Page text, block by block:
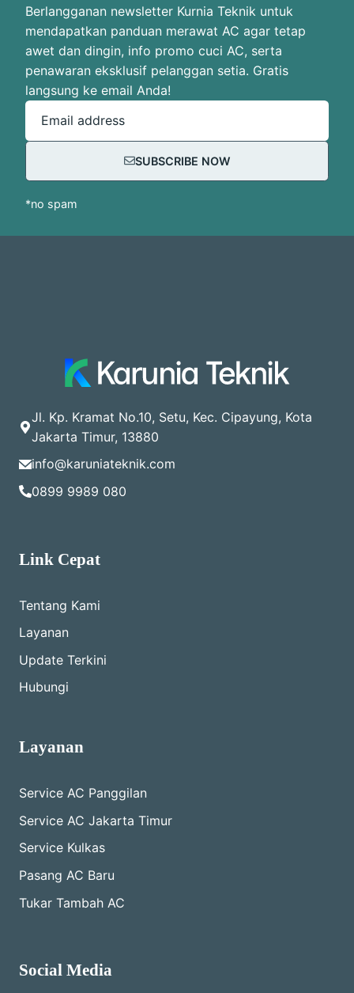
Berlangganan newsletter Kurnia Teknik untuk
mendapatkan panduan merawat AC agar tetap
awet dan dingin, info promo cuci AC, serta
penawaran eksklusif pelanggan setia. Gratis
langsung ke email Anda!
Email address
SUBSCRIBE NOW
*no spam
Jl. Kp. Kramat No.10, Setu, Kec. Cipayung, Kota
Jakarta Timur, 13880
info@karuniateknik.com
0899 9989 080
Link Cepat
Tentang Kami
Layanan
Update Terkini
Hubungi
Layanan
Service AC Panggilan
Service AC Jakarta Timur
Service Kulkas
Pasang AC Baru
Tukar Tambah AC
Social Media